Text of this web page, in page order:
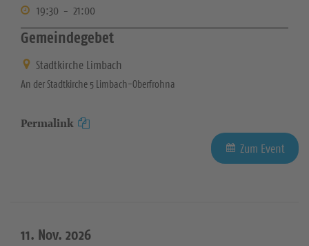
19:30 - 21:00
Gemeindegebet
Stadtkirche Limbach
An der Stadtkirche 5 Limbach-Oberfrohna
Permalink
Zum Event
11. Nov. 2026